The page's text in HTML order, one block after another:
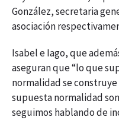
González, secretaria
asociación
Isabel e Iago, que
aseguran que “lo que
normalidad se
supuesta normalidad
seguimos hablando de